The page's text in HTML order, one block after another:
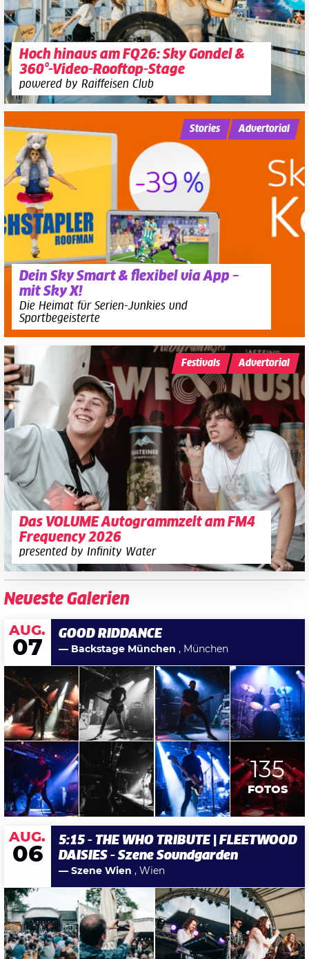
Hoch hinaus am FQ26: Sky Gondel &
360°-Video-Rooftop-Stage
powered by Raiffeisen Club
Dein Sky Smart & flexibel via App –
mit Sky X!
Die Heimat für Serien-Junkies und
Sportbegeisterte
Stories Advertorial
Das VOLUME Autogrammzelt am FM4
Frequency 2026
presented by Infinity Water
Festivals Advertorial
Neueste Galerien
AUG.
07
GOOD RIDDANCE
— Backstage München , München
135
FOTOS
AUG.
06
5:15 - THE WHO TRIBUTE | FLEETWOOD
DAISIES - Szene Soundgarden
— Szene Wien , Wien